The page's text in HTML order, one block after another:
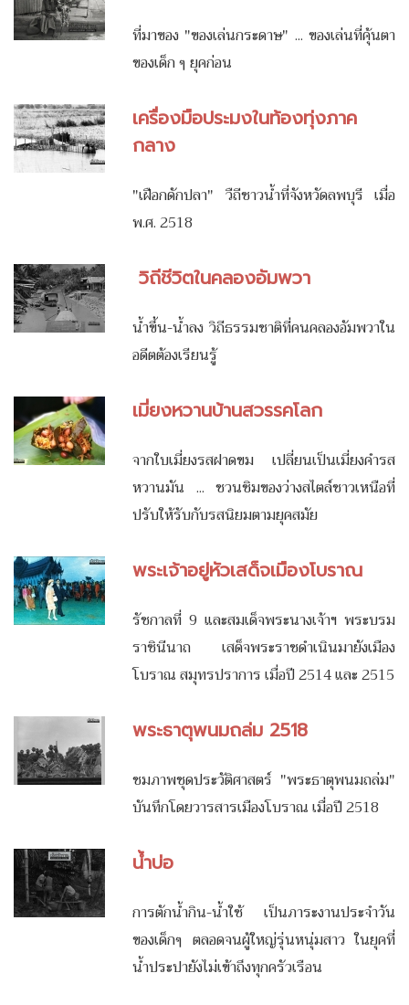
ที่มาของ "ของเล่นกระดาษ" ... ของเล่นที่คุ้นตา
ของเด็ก ๆ ยุคก่อน
เครื่องมือประมงในท้องทุ่งภาค
กลาง
"เฝือกดักปลา" วืถีชาวน้ำที่จังหวัดลพบุรี เมื่อ
พ.ศ. 2518
วิถีชีวิตในคลองอัมพวา
น้ำขึ้น-น้ำลง วิถีธรรมชาติที่คนคลองอัมพวาใน
อดีตต้องเรียนรู้
เมี่ยงหวานบ้านสวรรคโลก
จากใบเมี่ยงรสฝาดขม เปลี่ยนเป็นเมี่ยงคำรส
หวานมัน ... ชวนชิมของว่างสไตล์ชาวเหนือที่
ปรับให้รับกับรสนิยมตามยุคสมัย
พระเจ้าอยู่หัวเสด็จเมืองโบราณ
รัชกาลที่ 9 และสมเด็จพระนางเจ้าฯ พระบรม
ราชินีนาถ เสด็จพระราชดำเนินมายังเมือง
โบราณ สมุทรปราการ เมื่อปี 2514 และ 2515
พระธาตุพนมถล่ม 2518
ชมภาพชุดประวัติศาสตร์ "พระธาตุพนมถล่ม"
บันทึกโดยวารสารเมืองโบราณ เมื่อปี 2518
น้ำบ่อ
การตักน้ำกิน-น้ำใช้ เป็นภาระงานประจำวัน
ของเด็กๆ ตลอดจนผู้ใหญ่รุ่นหนุ่มสาว ในยุคที่
น้ำประปายังไม่เข้าถึงทุกครัวเรือน